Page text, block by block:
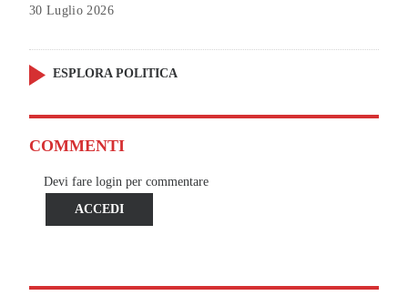
30 Luglio 2026
ESPLORA POLITICA
COMMENTI
Devi fare login per commentare
ACCEDI